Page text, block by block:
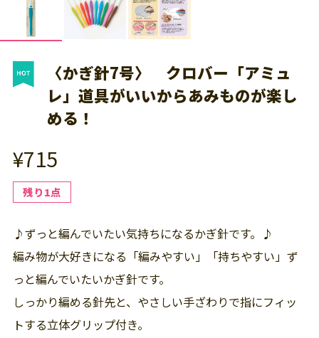
〈かぎ針7号〉 クロバー「アミュ
レ」道具がいいからあみものが楽し
める！
¥715
残り1点
♪ずっと編んでいたい気持ちになるかぎ針です。♪
編み物が大好きになる「編みやすい」「持ちやすい」ず
っと編んでいたいかぎ針です。
しっかり編める針先と、やさしい手ざわりで指にフィッ
トする立体グリップ付き。